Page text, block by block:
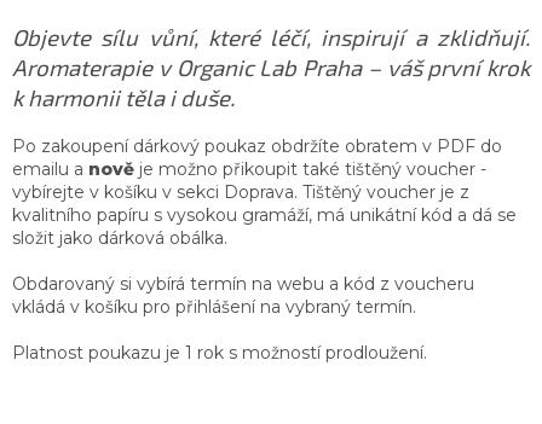
Objevte sílu vůní, které léčí, inspirují a zklidňují.
Aromaterapie v Organic Lab Praha – váš první krok
k harmonii těla i duše.
Po zakoupení dárkový poukaz obdržíte obratem v PDF do
emailu a nově je možno přikoupit také tištěný voucher -
vybírejte v košíku v sekci Doprava. Tištěný voucher je z
kvalitního papíru s vysokou gramáží, má unikátní kód a dá se
složit jako dárková obálka.
Obdarovaný si vybírá termín na webu a kód z voucheru
vkládá v košíku pro přihlášení na vybraný termín.
Platnost poukazu je 1 rok s možností prodloužení.